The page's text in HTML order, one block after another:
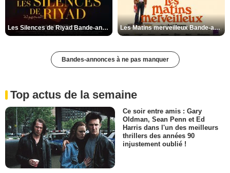
Les Silences de Riyad Bande-annonce VO STFR Les Matins merveilleux Bande-annonce VF
Bandes-annonces à ne pas manquer
Top actus de la semaine
Ce soir entre amis : Gary
Oldman, Sean Penn et Ed
Harris dans l'un des meilleurs
thrillers des années 90
injustement oublié !